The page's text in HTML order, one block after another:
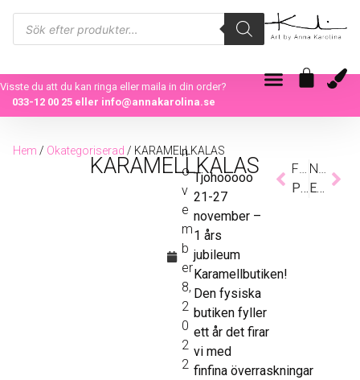
Visste du att du kan ringa eller maila in din order?
033-12 00 25eller info@annakarolina.se
Hem / Okategoriserad / KARAMELLKALAS
KARAMELLKALAS
n
o
v
e
m
b
er
8,
2
0
2
2
Tjohooooo
21-27
november –
1 års
jubileum
Karamellbutiken!
Den fysiska
butiken fyller
ett år det firar
vi med
finfina överraskningar
Föregående
PRESTATIONSÅNGEST?
Nästa
EN FÖRSTA SMYGLÄSNING